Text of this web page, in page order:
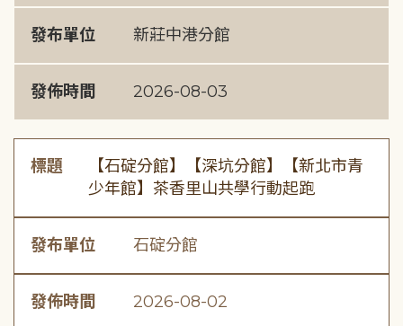
發布單位 新莊中港分館
發佈時間 2026-08-03
標題
【石碇分館】【深坑分館】【新北市青
少年館】茶香里山共學行動起跑
發布單位 石碇分館
發佈時間 2026-08-02